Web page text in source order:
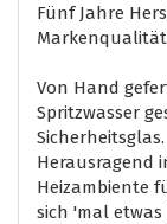
Fünf Jahre
Von Hand
Spritzwasser
Sicherheitsglas.
Herausragend
Heizambiente
sich 'mal etwas